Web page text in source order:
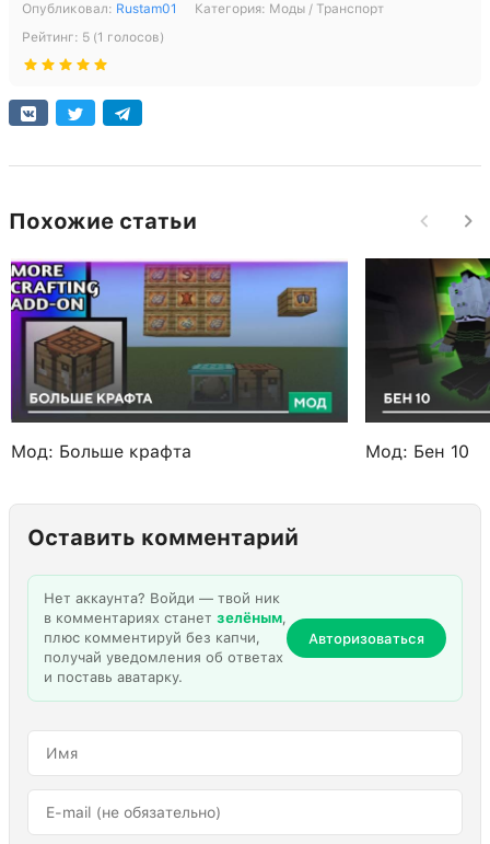
Опубликовал: Rustam01 Категория: Моды / Транспорт
Рейтинг: 5 (1 голосов)
Похожие статьи
Мод: Больше крафта Мод: Бен 10
Оставить комментарий
Нет аккаунта? Войди — твой ник
в комментариях станет зелёным,
плюс комментируй без капчи,
получай уведомления об ответах
и поставь аватарку.
Авторизоваться